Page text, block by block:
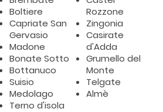
Boltiere
Capriate San
Gervasio
Madone
Bonate Sotto
Bottanuco
Suisio
Medolago
Terno d'isola
Rozzone
Zingonia
Casirate
d'Adda
Grumello del
Monte
Telgate
Almè